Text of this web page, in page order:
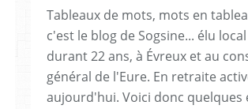
Tableaux de mots, mots en
c'est le blog de Sogsine... élu local
durant 22 ans, à Évreux et au
général de l'Eure. En retraite
aujourd'hui. Voici donc quelques